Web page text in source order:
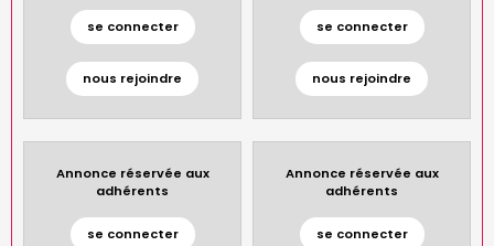
se connecter
nous rejoindre
se connecter
nous rejoindre
Annonce réservée aux
adhérents
se connecter
Annonce réservée aux
adhérents
se connecter